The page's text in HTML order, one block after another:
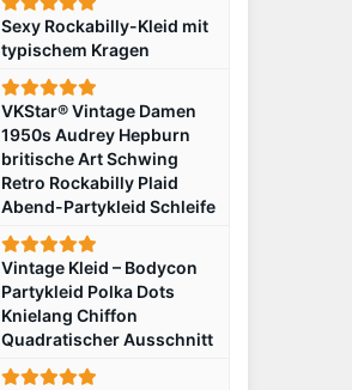
Sexy Rockabilly-Kleid mit
typischem Kragen
VKStar® Vintage Damen
1950s Audrey Hepburn
britische Art Schwing
Retro Rockabilly Plaid
Abend-Partykleid Schleife
Vintage Kleid – Bodycon
Partykleid Polka Dots
Knielang Chiffon
Quadratischer Ausschnitt